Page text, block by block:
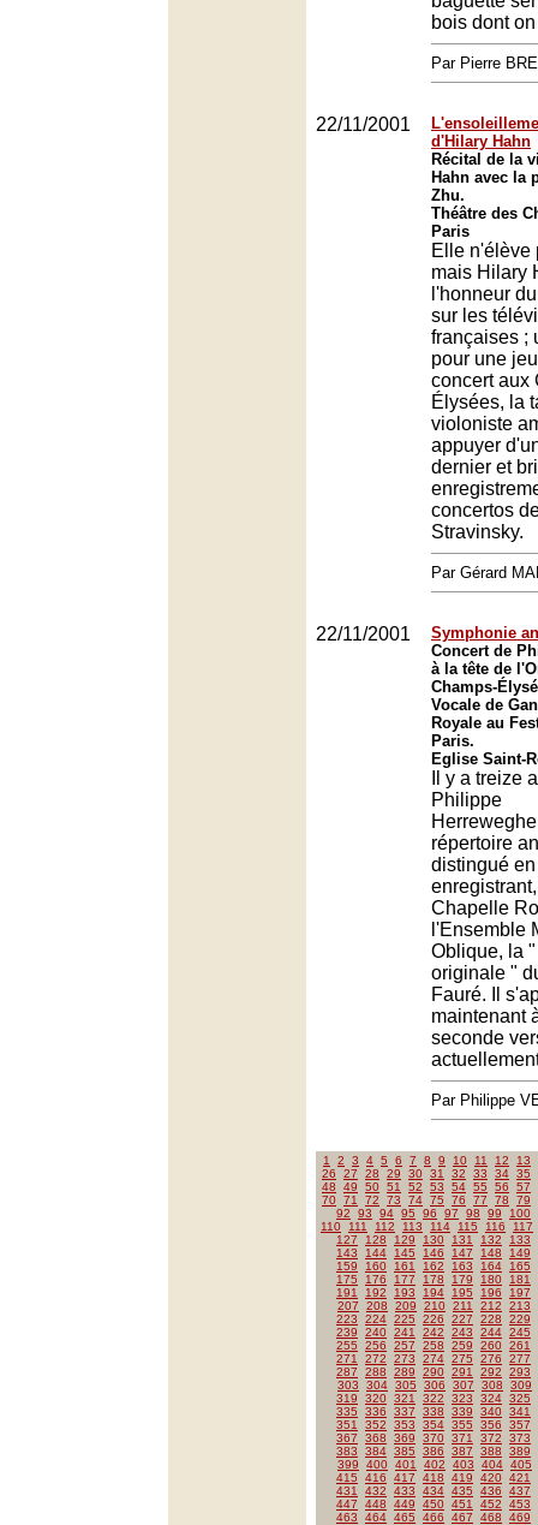
bois dont
Par Pierre
22/11/2001
d'Hilary Hahn
Récital de la
Hahn avec la
Zhu.
Théâtre des
Paris
Elle n'élève
mais Hilary
l'honneur
sur les
françaises ;
pour une
concert aux
Élysées, la
violoniste
appuyer
dernier et
concertos
Stravinsky.
Par Gérard
22/11/2001
Symphonie
Concert de
à la tête de
Champs-
Vocale de
Royale au
Paris.
Eglise Saint-
Il y a treize
Philippe
répertoire
distingué
Chapelle
l'Ensemble
Oblique, la
originale "
Fauré. Il
maintenant
seconde
Par Philippe
1 2 3 4 5 6 7 8 9 10 11 12
13
26
27 28 29 30 31 32 33 34 35
48
49 50 51 52 53 54 55 56
57
70 71 72 73 74 75 76 77 78
79
92
93 94 95 96 97 98 99
100
110
111 112 113 114 115 116
117
127
128 129 130 131 132
133
143
144 145 146 147 148
149
159
160 161 162 163 164
165
175
176 177 178 179 180
181
191
192 193 194 195 196
197
207
208 209 210 211 212
213
223
224 225 226 227 228
229
239
240 241 242 243 244 245
255
256 257 258 259 260 261
271
272 273 274 275 276
277
287
288 289 290 291 292
293
303
304 305 306 307 308
309
319
320 321 322 323 324 325
335
336 337 338 339 340 341
351
352 353 354 355 356
357
367
368 369 370 371 372
373
383
384 385 386 387 388
389
399
400 401 402 403 404 405
415
416 417 418 419 420 421
431
432 433 434 435 436
437
447
448 449 450 451 452
453
463
464 465 466 467 468 469